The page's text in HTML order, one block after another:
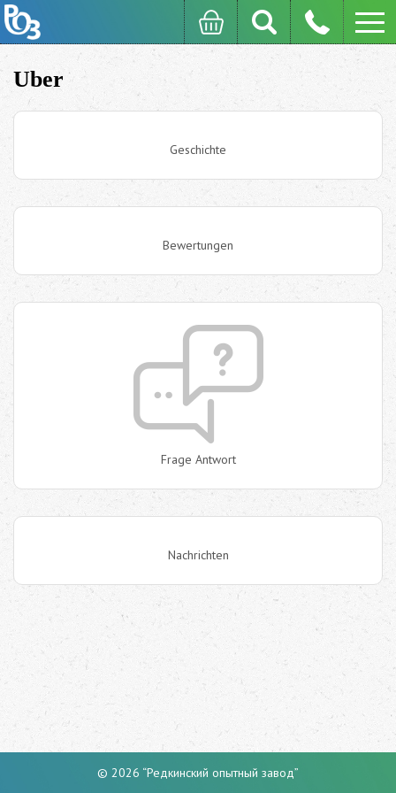
Uber
Geschichte
Bewertungen
Frage Antwort
Nachrichten
© 2026 “Редкинский опытный завод”